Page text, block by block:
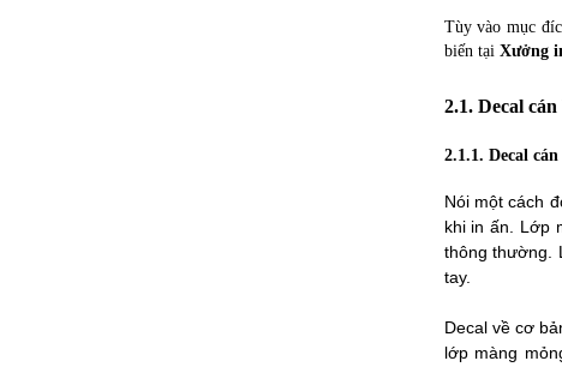
Tùy vào mục
biến tại Xưởng
2.1. Decal cán
2.1.1. Decal
Nói một cách
khi in ấn. Lớp
thông thường.
tay.
Decal về cơ
lớp màng